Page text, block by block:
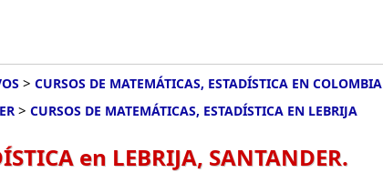
> CURSOS DE MATEMÁTICAS, ESTADÍSTICA EN COLOMBIA
> CURSOS DE MATEMÁTICAS, ESTADÍSTICA EN LEBRIJA
en LEBRIJA, SANTANDER.